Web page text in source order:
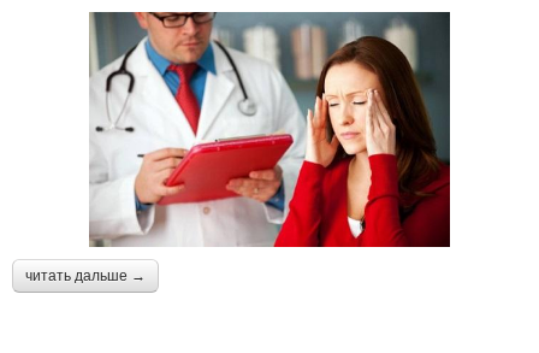
читать дальше →